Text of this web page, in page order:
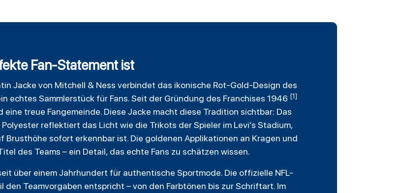
Fan-Statement ist
Jacke von Mitchell & Ness verbindet das ikonische Rot-Gold-Design des
echtes Sammlerstück für Fans. Seit der Gründung des Franchises 1946 [1]
treue Fangemeinde. Diese Jacke macht diese Tradition sichtbar: Das
reflektiert das Licht wie die Trikots der Spieler im Levi’s Stadium,
sofort erkennbar ist. Die goldenen Applikationen an Kragen und
des Teams – ein Detail, das echte Fans zu schätzen wissen.
über einem Jahrhundert für authentische Sportmode. Die offizielle NFL-
Teamvorgaben entspricht – von den Farbtönen bis zur Schriftart. Im